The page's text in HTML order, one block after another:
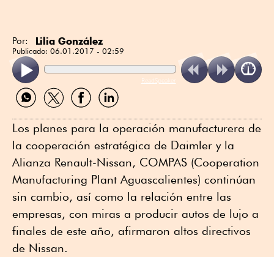
Por: Lilia González
Publicado: 06.01.2017 - 02:59
ReadSpeaker
Compartir
por
Compartir
por
Compartir
por
Compartir
por
Los planes para la operación manufacturera de
la cooperación estratégica de Daimler y la
Alianza Renault-Nissan, COMPAS (Cooperation
Manufacturing Plant Aguascalientes) continúan
sin cambio, así como la relación entre las
empresas, con miras a producir autos de lujo a
finales de este año, afirmaron altos directivos
de Nissan.